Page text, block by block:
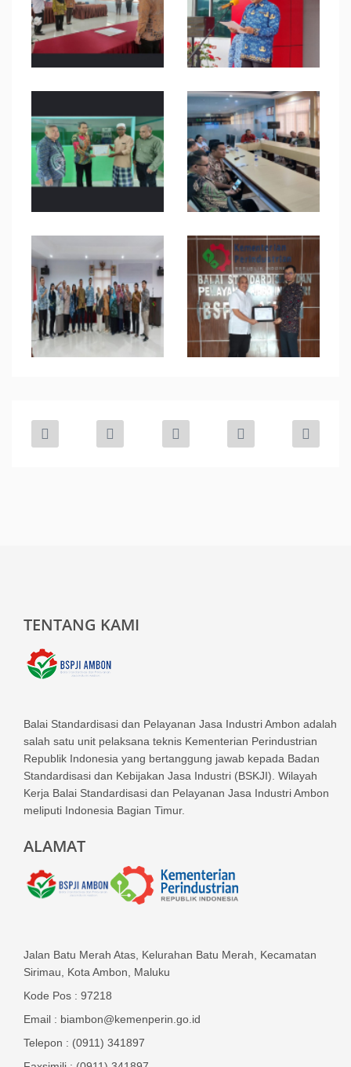
TENTANG KAMI
Balai Standardisasi dan Pelayanan Jasa Industri Ambon adalah
salah satu unit pelaksana teknis Kementerian Perindustrian
Republik Indonesia yang bertanggung jawab kepada Badan
Standardisasi dan Kebijakan Jasa Industri (BSKJI). Wilayah
Kerja Balai Standardisasi dan Pelayanan Jasa Industri Ambon
meliputi Indonesia Bagian Timur.
ALAMAT
Jalan Batu Merah Atas, Kelurahan Batu Merah, Kecamatan
Sirimau, Kota Ambon, Maluku
Kode Pos : 97218
Email : biambon@kemenperin.go.id
Telepon : (0911) 341897